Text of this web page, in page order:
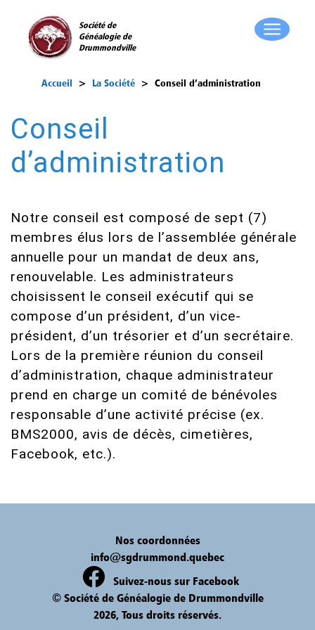
Société de
Généalogie de
Drummondville
Accueil > La Société > Conseil d’administration
Conseil
d’administration
Notre conseil est composé de sept (7)
membres élus lors de l’assemblée générale
annuelle pour un mandat de deux ans,
renouvelable. Les administrateurs
choisissent le conseil exécutif qui se
compose d’un président, d’un vice-
président, d’un trésorier et d’un secrétaire.
Lors de la première réunion du conseil
d’administration, chaque administrateur
prend en charge un comité de bénévoles
responsable d’une activité précise (ex.
BMS2000, avis de décès, cimetières,
Facebook, etc.).
Nos coordonnées
info@sgdrummond.quebec
Suivez-nous sur Facebook
© Société de Généalogie de Drummondville
2026, Tous droits réservés.